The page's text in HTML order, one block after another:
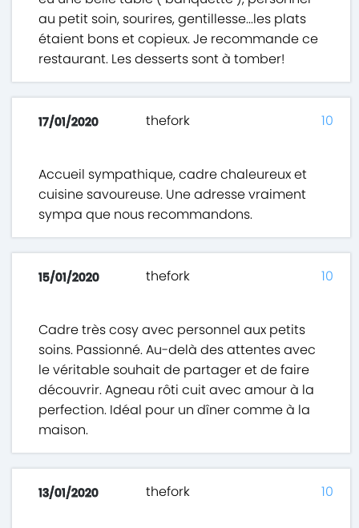
au petit soin, sourires, gentillesse...les plats
étaient bons et copieux. Je recommande ce
restaurant. Les desserts sont à tomber!
17/01/2020 thefork
Accueil sympathique, cadre chaleureux et
cuisine savoureuse. Une adresse vraiment
sympa que nous recommandons.
10
15/01/2020 thefork
Cadre très cosy avec personnel aux petits
soins. Passionné. Au-delà des attentes avec
le véritable souhait de partager et de faire
découvrir. Agneau rôti cuit avec amour à la
perfection. Idéal pour un dîner comme à la
maison.
10
13/01/2020 thefork 10